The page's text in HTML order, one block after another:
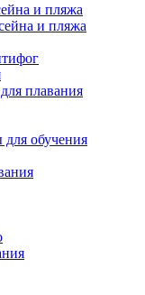
и пляжа
и пляжа
плавания
для обучения